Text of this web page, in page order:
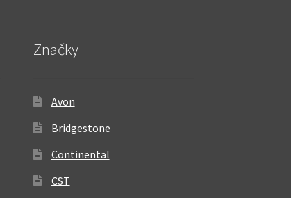
Značky
Avon
Bridgestone
Continental
CST